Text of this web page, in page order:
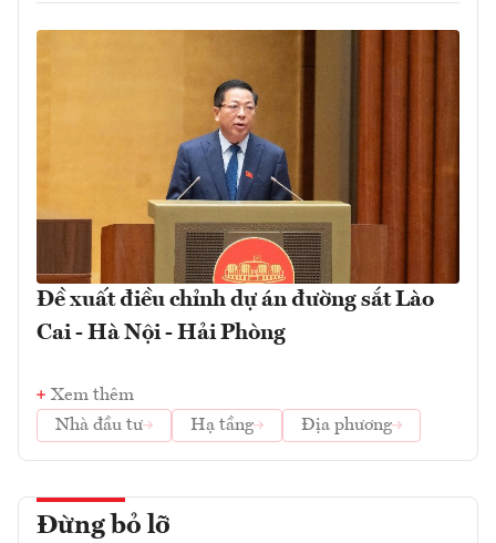
Đề xuất điều chỉnh dự án đường sắt Lào
Cai - Hà Nội - Hải Phòng
Xem thêm
Nhà đầu tư
Hạ tầng Địa phương
Đừng bỏ lỡ